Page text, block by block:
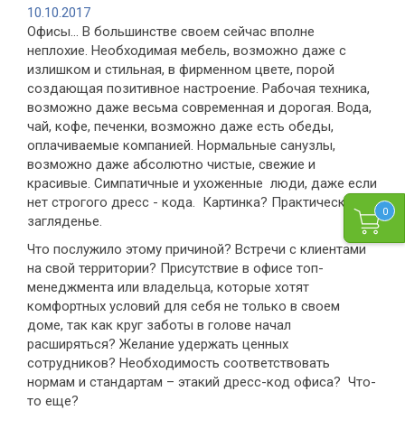
0
10.10.2017
Офисы… В большинстве своем сейчас вполне
неплохие. Необходимая мебель, возможно даже с
излишком и стильная, в фирменном цвете, порой
создающая позитивное настроение. Рабочая техника,
возможно даже весьма современная и дорогая. Вода,
чай, кофе, печенки, возможно даже есть обеды,
оплачиваемые компанией. Нормальные санузлы,
возможно даже абсолютно чистые, свежие и
красивые. Симпатичные и ухоженные люди, даже если
нет строгого дресс - кода. Картинка? Практически
загляденье.
Что послужило этому причиной? Встречи с клиентами
на свой территории? Присутствие в офисе топ-
менеджмента или владельца, которые хотят
комфортных условий для себя не только в своем
доме, так как круг заботы в голове начал
расширяться? Желание удержать ценных
сотрудников? Необходимость соответствовать
нормам и стандартам – этакий дресс-код офиса? Что-
то еще?